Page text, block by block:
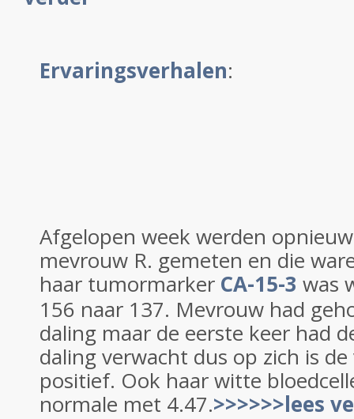
Ervaringsverhalen:
Afgelopen week werden
mevrouw R. gemeten en die
haar tumormarker CA-15-3 was
156 naar 137. Mevrouw had
daling maar de eerste keer had
daling verwacht dus op zich is
positief. Ook haar witte
normale met 4.47.>>>>>>lees